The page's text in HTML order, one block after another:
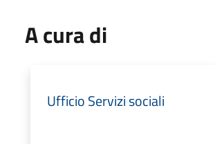
A cura di
Ufficio Servizi sociali